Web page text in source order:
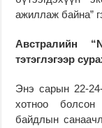
ажиллаж байна”
Австралийн
тэтэглэгээр
Энэ сарын 22-
хотноо
байдлын